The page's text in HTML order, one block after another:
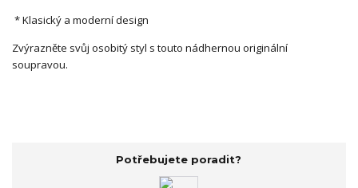
* Klasický a moderní design
Zvýrazněte svůj osobitý styl s touto nádhernou originální
soupravou.
Potřebujete poradit?